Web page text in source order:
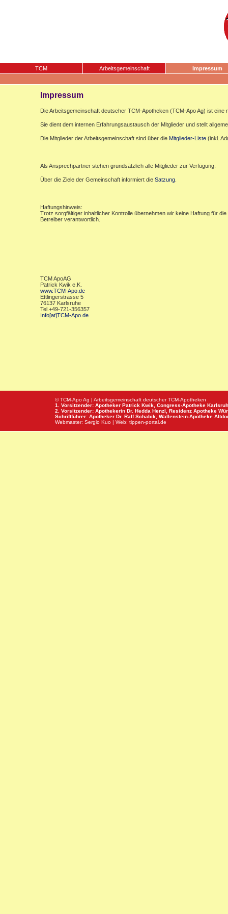
TCM Arbeitsgemeinschaft Impressum
Impressum
Die Arbeitsgemeinschaft deutscher TCM-Apotheken (TCM-Apo Ag) ist eine
Sie dient dem internen Erfahrungsaustausch der Mitglieder und stellt
Die Mitglieder der Arbeitsgemeinschaft sind über die Mitglieder-Liste (inkl.
Als Ansprechpartner stehen grundsätzlich alle Mitglieder zur Verfügung.
Über die Ziele der Gemeinschaft informiert die Satzung
Haftungshinweis:
Trotz sorgfältiger inhaltlicher Kontrolle übernehmen wir keine Haftung für
Betreiber verantwortlich.
TCM ApoAG
Patrick Kwik e.K.
www.TCM-Apo.de
Ettlingerstrasse 5
76137 Karlsruhe
Tel.+49-721-356357
Info[at]TCM-Apo.de
© TCM-Apo Ag | Arbeitsgemeinschaft deutscher TCM-Apotheken
1. Vorsitzender: Apotheker Patrick Kwik, Congress-Apotheke
2. Vorsitzender: Apothekerin Dr. Hedda Henzl, Residenz Apotheke
Schriftführer: Apotheker Dr. Ralf Schabik, Wallenstein-Apotheke
Webmaster: Sergio Kuo | Web: tippen-portal.de